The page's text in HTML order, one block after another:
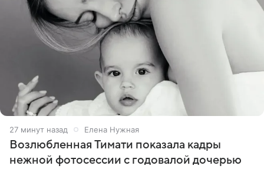
27 минут назад Елена Нужная
Возлюбленная Тимати показала кадры
нежной фотосессии с годовалой дочерью